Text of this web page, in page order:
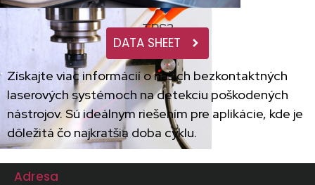
Získajte viac informácií o našich bezkontaktných
laserových systémoch na detekciu poškodených
nástrojov. Sú ideálnym riešením pre aplikácie, kde je
dôležitá čo najkratšia doba cyklu.
TRS2
DATA SHEET
Adresa